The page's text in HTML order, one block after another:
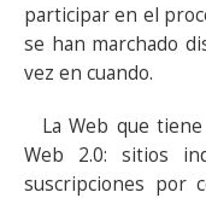
participar en el
se han marchado
vez en cuando.
La Web que
Web 2.0: sitios
suscripciones por